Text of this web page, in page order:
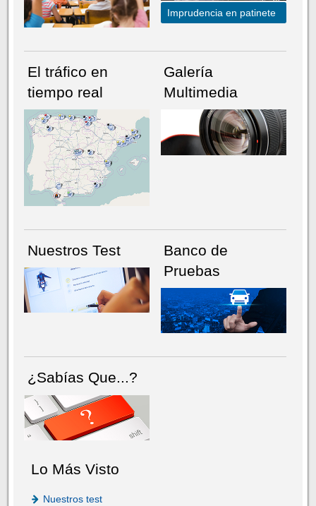
NÚMERO ACTUALHEMEROTECA
Imprudencia en patinete
El tráfico en
tiempo real
Galería
Multimedia
Nuestros Test
Banco de
Pruebas
¿Sabías Que...?
Lo Más Visto
Nuestros test